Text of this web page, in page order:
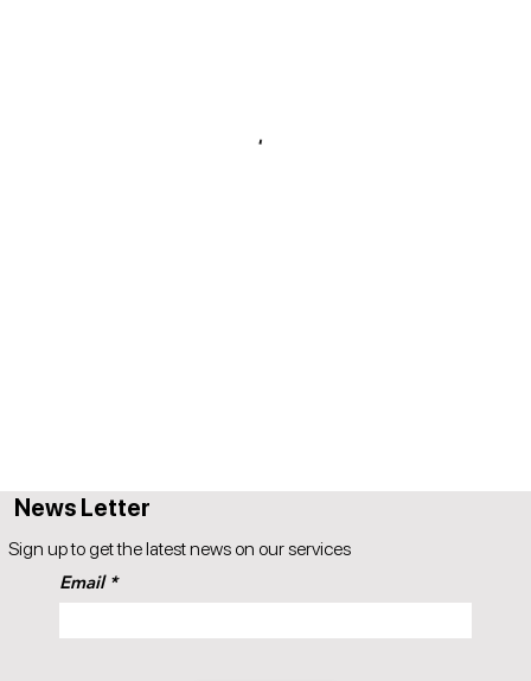
Email
News Letter
Sign up to get the latest news on our services